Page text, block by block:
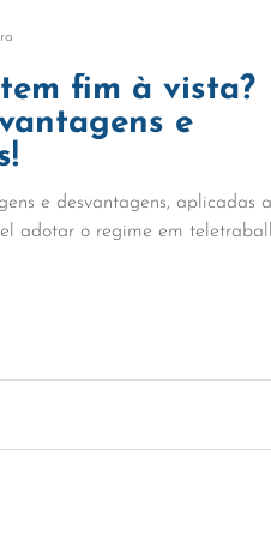
fim à vista?
e
e desvantagens, aplicadas
adotar o regime em